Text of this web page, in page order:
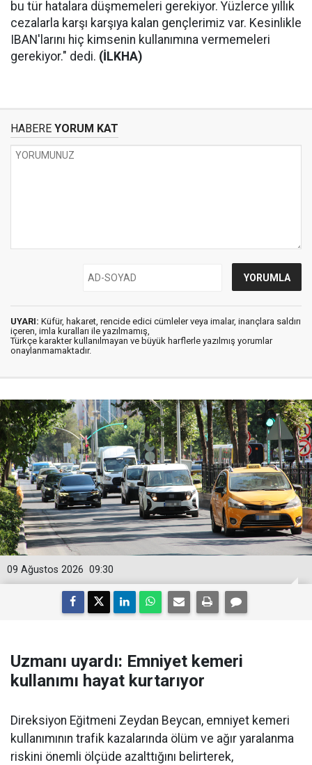
bu tür hatalara düşmemeleri gerekiyor. Yüzlerce yıllık
cezalarla karşı karşıya kalan gençlerimiz var. Kesinlikle
IBAN'larını hiç kimsenin kullanımına vermemeleri
gerekiyor." dedi. (İLKHA)
HABERE YORUM KAT
UYARI: Küfür, hakaret, rencide edici cümleler veya imalar, inançlara saldırı
içeren, imla kuralları ile yazılmamış,
Türkçe karakter kullanılmayan ve büyük harflerle yazılmış yorumlar
onaylanmamaktadır.
09:30
09 Ağustos 2026
Uzmanı uyardı: Emniyet kemeri
kullanımı hayat kurtarıyor
Direksiyon Eğitmeni Zeydan Beycan, emniyet kemeri
kullanımının trafik kazalarında ölüm ve ağır yaralanma
riskini önemli ölçüde azalttığını belirterek,